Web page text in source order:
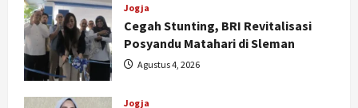
Jogja
Cegah Stunting, BRI Revitalisasi
Posyandu Matahari di Sleman
Agustus 4, 2026
Jogja